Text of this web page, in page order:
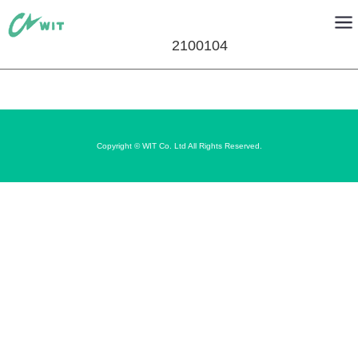
2100104
Copyright © WIT Co. Ltd All Rights Reserved.